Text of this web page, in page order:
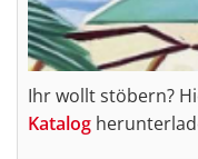
Ihr wollt stöbern?
Katalog